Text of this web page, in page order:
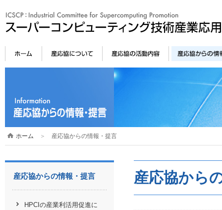
ホーム ＞ 産応協からの情報・提言
産応協から
産応協からの情報・提言
HPCIの産業利活用促進に